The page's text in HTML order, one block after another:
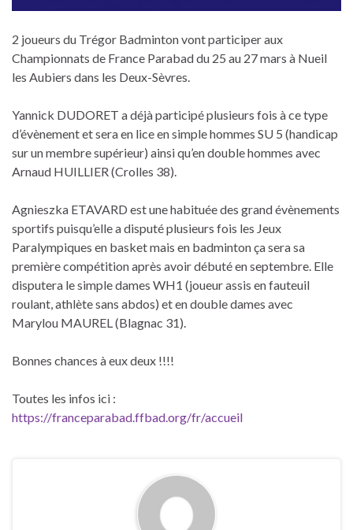
2 joueurs du Trégor Badminton vont participer aux
Championnats de France Parabad du 25 au 27 mars à Nueil
les Aubiers dans les Deux-Sèvres.
Yannick DUDORET a déjà participé plusieurs fois à ce type
d’évènement et sera en lice en simple hommes SU 5 (handicap
sur un membre supérieur) ainsi qu’en double hommes avec
Arnaud HUILLIER (Crolles 38).
Agnieszka ETAVARD est une habituée des grand évènements
sportifs puisqu’elle a disputé plusieurs fois les Jeux
Paralympiques en basket mais en badminton ça sera sa
première compétition après avoir débuté en septembre. Elle
disputera le simple dames WH1 (joueur assis en fauteuil
roulant, athlète sans abdos) et en double dames avec
Marylou MAUREL (Blagnac 31).
Bonnes chances à eux deux !!!!
Toutes les infos ici :
https://franceparabad.ffbad.org/fr/accueil